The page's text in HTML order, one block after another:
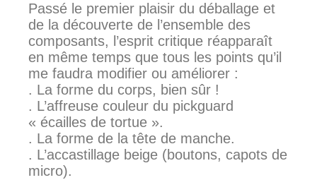
Passé le premier plaisir du déballage et
de la découverte de l’ensemble des
composants, l’esprit critique réapparaît
en même temps que tous les points qu’il
me faudra modifier ou améliorer :
. La forme du corps, bien sûr !
. L’affreuse couleur du pickguard
« écailles de tortue ».
. La forme de la tête de manche.
. L’accastillage beige (boutons, capots de
micro).